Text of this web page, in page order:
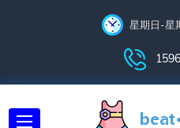
星期日-星